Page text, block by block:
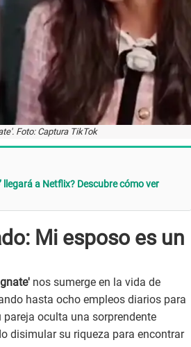
Foto: Captura TikTok
llegará a Netflix? Descubre cómo ver
Mi esposo es un
nos sumerge en la vida de
hasta ocho empleos diarios para
oculta una sorprendente
disimular su riqueza para encontrar